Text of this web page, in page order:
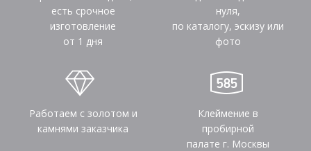
есть срочное
изготовление
от 1 дня
нуля,
по каталогу, эскизу или
фото
Работаем с золотом и
камнями заказчика
Клеймение в
пробирной
палате г. Москвы